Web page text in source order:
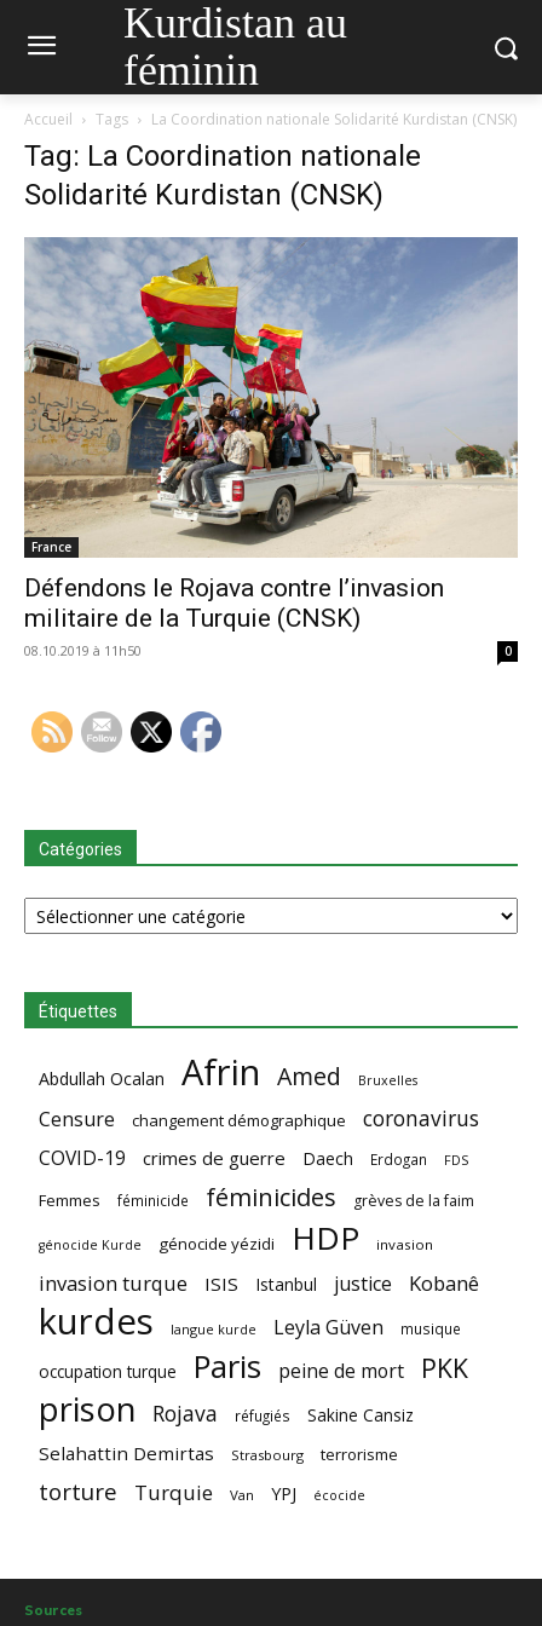
Kurdistan au
féminin
Accueil Tags La Coordination nationale Solidarité Kurdistan (CNSK)
Tag: La Coordination nationale
Solidarité Kurdistan (CNSK)
France
Défendons le Rojava contre l’invasion
militaire de la Turquie (CNSK)
08.10.2019 à 11h50 0
Catégories
Catégories
Étiquettes
Abdullah Ocalan Afrin Amed Bruxelles
Censure changement démographique coronavirus
COVID-19 crimes de guerre Daech Erdogan FDS
Femmes féminicide féminicides grèves de la faim
génocide Kurde génocide yézidi HDP invasion
invasion turque ISIS Istanbul justice Kobanê
kurdes langue kurde Leyla Güven musique
occupation turque Paris peine de mort PKK
prison Rojava réfugiés Sakine Cansiz
Selahattin Demirtas Strasbourg terrorisme
torture Turquie Van YPJ écocide
Sources